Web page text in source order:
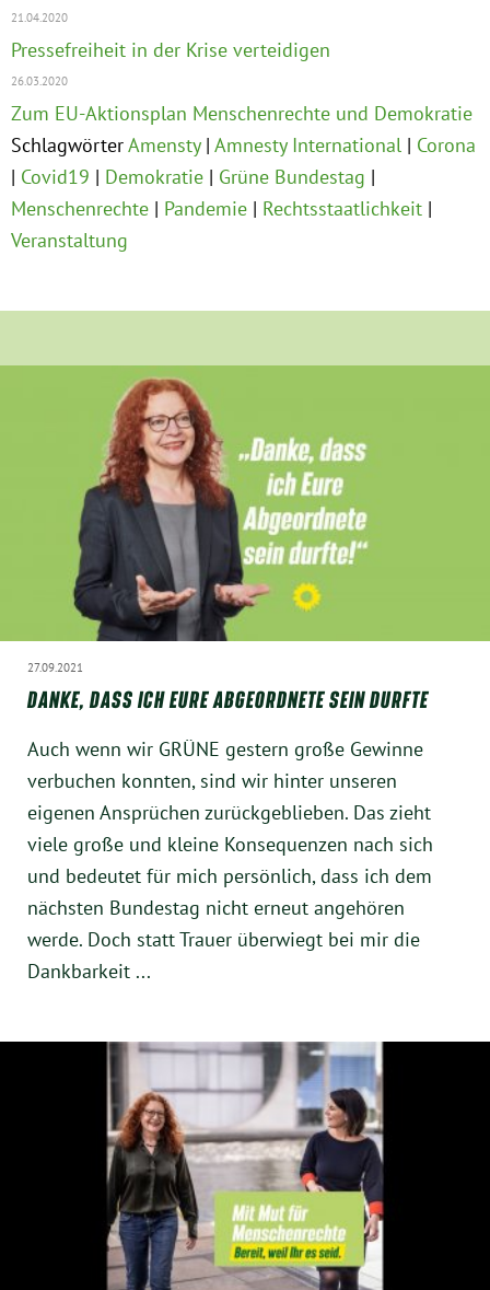
21.04.2020
Pressefreiheit in der Krise verteidigen
26.03.2020
Zum EU-Aktionsplan Menschenrechte und Demokratie
SchlagwörterAmensty Amnesty International
Corona
Covid19
Demokratie
Grüne Bundestag
Menschenrechte
Pandemie
Rechtsstaatlichkeit
Veranstaltung
27.09.2021
DANKE, DASS ICH EURE ABGEORDNETE SEIN DURFTE
Auch wenn wir GRÜNE gestern große Gewinne
verbuchen konnten, sind wir hinter unseren
eigenen Ansprüchen zurückgeblieben. Das zieht
viele große und kleine Konsequenzen nach sich
und bedeutet für mich persönlich, dass ich dem
nächsten Bundestag nicht erneut angehören
werde. Doch statt Trauer überwiegt bei mir die
Dankbarkeit ...